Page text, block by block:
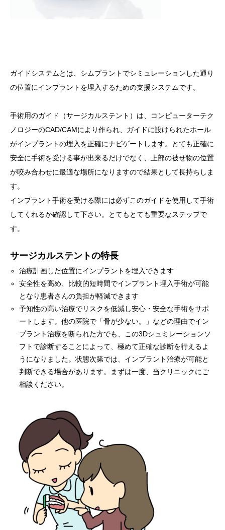
ガイドシステムとは、シムプラントでシミュレーションした通り
の位置にインプラントを埋入するための支援システムです。
手術用のガイド（サージカルステント）は、コンピューターテク
ノロジーのCAD/CAMにより作られ、ガイドに設けられたホール
がインプラントの埋入を正確にナビゲートします。とても正確に
安全に手術を受ける事が出来るだけでなく、上部の被せ物の位置
が咬み合わせに最適な場所になりますので結果として長持ちしま
す。
インプラント手術を受ける際には必ずこのガイドを使用して手術
してくれるか確認して下さい。とてもとても重要なステップで
す。
サージカルステントの特長
治療計画した位置にインプラントを埋入できます
安全性を高め、比較的短時間でインプラント埋入手術が可能
となり患者さんの負担が軽減できます
予知性の高い治療でリスクを低減し安心・安全な手術をサポ
ートします。他の医院で「骨が少ない。」などの理由でイン
プラント治療を断られた方でも、この3Dシュミレーションソ
フトで診断することによって、極めて正確な診断を行えるよ
うになりました。状態次第では、インプラント治療が可能と
判断できる場合があります。まずは一度、当クリニックにご
相談ください。